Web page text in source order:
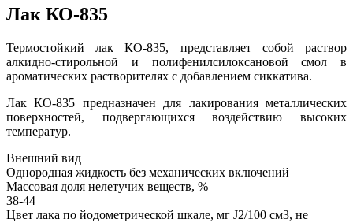
Лак КО-835
Термостойкий лак КО-835, представляет собой раствор
алкидно-стирольной и полифенилсилоксановой смол в
ароматических растворителях с добавлением сиккатива.
Лак КО-835 предназначен для лакирования металлических
поверхностей, подвергающихся воздействию высоких
температур.
Внешний вид
Однородная жидкость без механических включений
Массовая доля нелетучих веществ, %
38-44
Цвет лака по йодометрической шкале, мг J2/100 см3, не